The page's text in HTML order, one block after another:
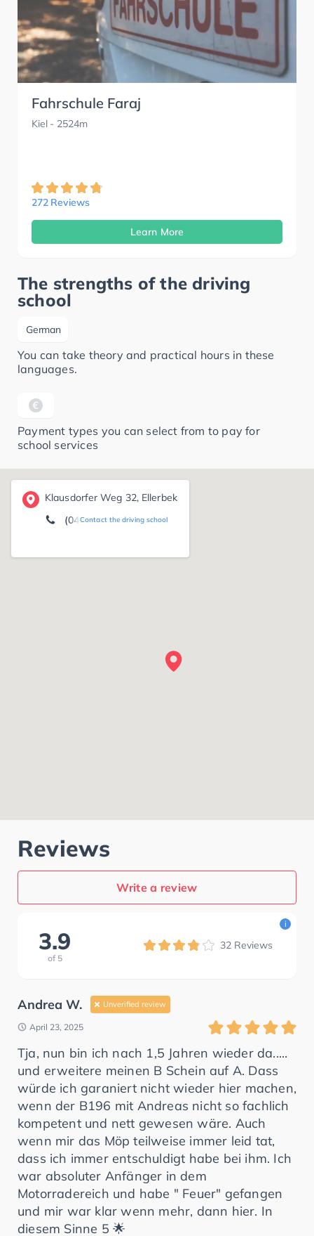
Fahrschule Faraj
Kiel- 2524m
272 Reviews
Learn More
The strengths of the driving
school
German
You can take theory and practical hours in these
languages.
Payment types you can select from to pay for
school services
Klausdorfer Weg 32, Ellerbek
Contact the driving school
(0431) 72 86 96
Reviews
Write a review
3.9
of 5
32 Reviews
i
Andrea W. Unverified review
April 23, 2025
Tja, nun bin ich nach 1,5 Jahren wieder da.....
und erweitere meinen B Schein auf A. Dass
würde ich garaniert nicht wieder hier machen,
wenn der B196 mit Andreas nicht so fachlich
kompetent und nett gewesen wäre. Auch
wenn mir das Möp teilweise immer leid tat,
dass ich immer entschuldigt habe bei ihm. Ich
war absoluter Anfänger in dem
Motorradereich und habe " Feuer" gefangen
und mir war klar wenn mehr, dann hier. In
diesem Sinne 5 🌟